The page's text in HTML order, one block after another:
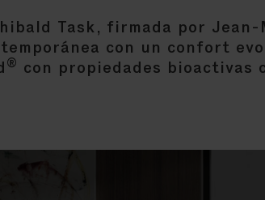
Task, firmada por
con un confort
® con propiedades bioactivas